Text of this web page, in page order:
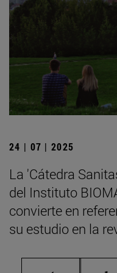
24 | 07 | 2025
La 'Cátedra
del Instituto
convierte en
su estudio en la